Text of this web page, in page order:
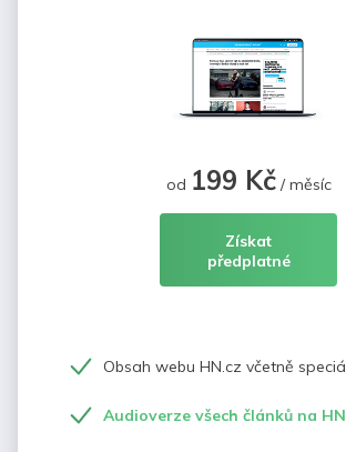
od 199 Kč/ měsíc
Získat
předplatné
Obsah webu HN.cz včetně
Audioverze všech článků na